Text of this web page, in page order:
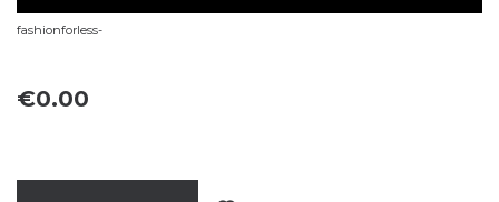
fashionforless-
€0.00